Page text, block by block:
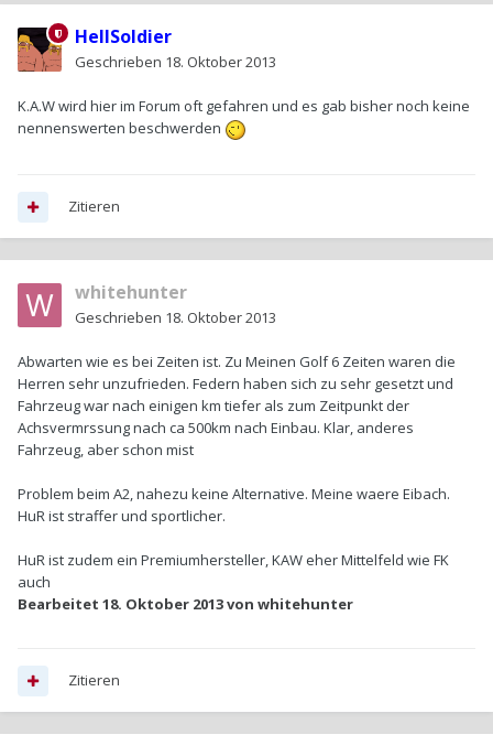
HellSoldier
Geschrieben 18. Oktober 2013
K.A.W wird hier im Forum oft gefahren und es gab bisher noch keine
nennenswerten beschwerden
Zitieren
whitehunter
Geschrieben 18. Oktober 2013
Abwarten wie es bei Zeiten ist. Zu Meinen Golf 6 Zeiten waren die
Herren sehr unzufrieden. Federn haben sich zu sehr gesetzt und
Fahrzeug war nach einigen km tiefer als zum Zeitpunkt der
Achsvermrssung nach ca 500km nach Einbau. Klar, anderes
Fahrzeug, aber schon mist
Problem beim A2, nahezu keine Alternative. Meine waere Eibach.
HuR ist straffer und sportlicher.
HuR ist zudem ein Premiumhersteller, KAW eher Mittelfeld wie FK
auch
Bearbeitet 18. Oktober 2013von whitehunter
Zitieren